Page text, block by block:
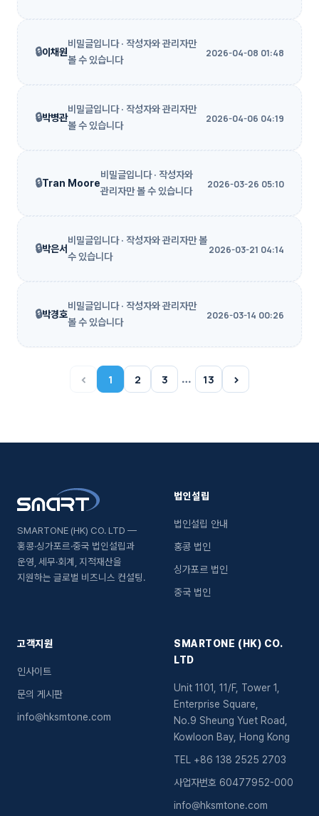
🔒이채원
비밀글입니다 · 작성자와 관리자만
볼 수 있습니다
2026-04-08 01:48
🔒박병관
비밀글입니다 · 작성자와 관리자만
볼 수 있습니다
2026-04-06 04:19
🔒Tran Moore
비밀글입니다 · 작성자와
관리자만 볼 수 있습니다
2026-03-26 05:10
🔒박은서
비밀글입니다 · 작성자와 관리자만 볼
수 있습니다
2026-03-21 04:14
🔒박경호
비밀글입니다 · 작성자와 관리자만
볼 수 있습니다
2026-03-14 00:26
‹ 1 2 3 … 13 ›
SMARTONE (HK) CO. LTD —
홍콩·싱가포르·중국 법인설립과
운영, 세무·회계, 지적재산을
지원하는 글로벌 비즈니스 컨설팅.
법인설립
법인설립 안내
홍콩 법인
싱가포르 법인
중국 법인
고객지원
인사이트
문의 게시판
info@hksmtone.com
SMARTONE (HK) CO.
LTD
Unit 1101, 11/F, Tower 1,
Enterprise Square,
No.9 Sheung Yuet Road,
Kowloon Bay, Hong Kong
TEL +86 138 2525 2703
사업자번호 60477952-000
info@hksmtone.com